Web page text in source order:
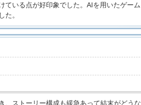
ている点が好印象でした。AIを用いたゲーム
た。
、ストーリー構成も緩急あって結末がどうな